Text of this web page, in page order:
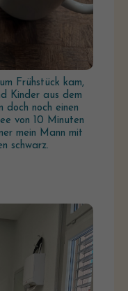
Frühstück kam,
Kinder aus dem
doch noch einen
von 10 Minuten
mein Mann mit
schwarz.